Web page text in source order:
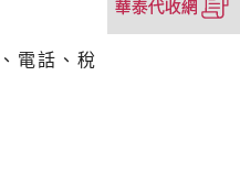
電話、稅
視
窗）
開